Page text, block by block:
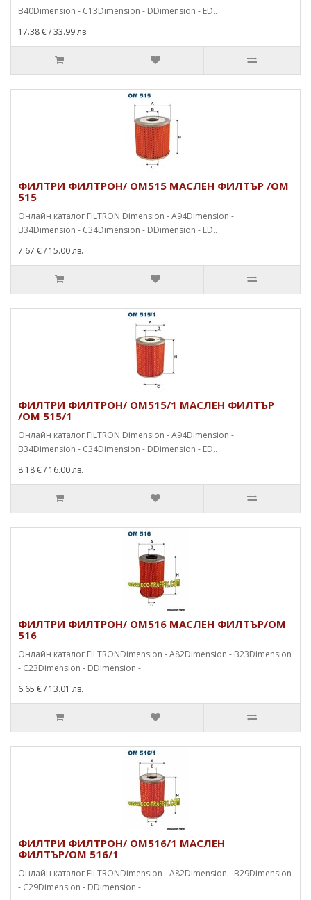
B40Dimension - C13Dimension - DDimension - ED..
17.38 €/ 33.99 лв.
ФИЛТРИ ФИЛТРОН/ OM515 МАСЛЕН ФИЛТЪР /OM
515
Онлайн каталог FILTRON.Dimension - A94Dimension -
B34Dimension - C34Dimension - DDimension - ED..
7.67 €/ 15.00 лв.
ФИЛТРИ ФИЛТРОН/ OM515/1 МАСЛЕН ФИЛТЪР
/OM 515/1
Онлайн каталог FILTRON.Dimension - A94Dimension -
B34Dimension - C34Dimension - DDimension - ED..
8.18 €/ 16.00 лв.
ФИЛТРИ ФИЛТРОН/ OM516 МАСЛЕН ФИЛТЪР/OM
516
Онлайн каталог FILTRONDimension - A82Dimension - B23Dimension
- C23Dimension - DDimension -..
6.65 €/ 13.01 лв.
ФИЛТРИ ФИЛТРОН/ OM516/1 МАСЛЕН
ФИЛТЪР/OM 516/1
Онлайн каталог FILTRONDimension - A82Dimension - B29Dimension
- C29Dimension - DDimension -..